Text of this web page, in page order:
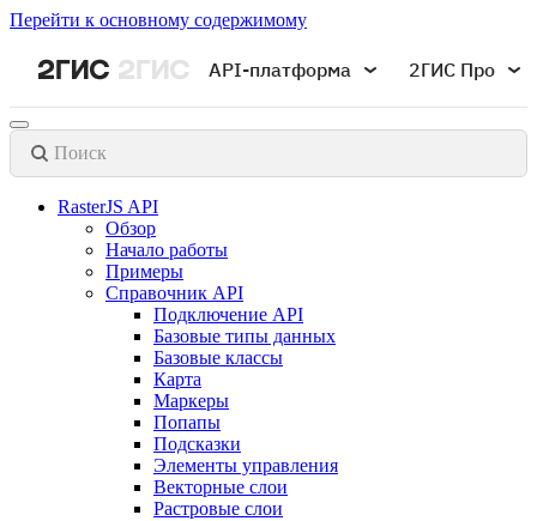
Перейти к основному содержимому
API-платформа 2ГИС Про
Поиск
RasterJS API
Обзор
Начало работы
Примеры
Справочник API
Подключение API
Базовые типы данных
Базовые классы
Карта
Маркеры
Попапы
Подсказки
Элементы управления
Векторные слои
Растровые слои